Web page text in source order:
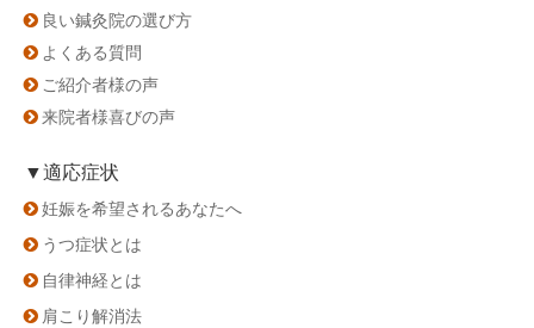
良い鍼灸院の選び方
よくある質問
ご紹介者様の声
来院者様喜びの声
▼適応症状
妊娠を希望されるあなたへ
うつ症状とは
自律神経とは
肩こり解消法